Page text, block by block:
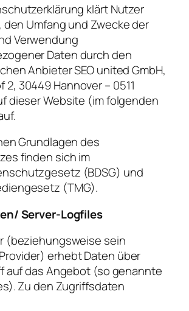
klärt Nutzer
den Umfang und Zwecke der
Verwendung
Daten durch den
Anbieter SEO united GmbH,
2, 30449 Hannover – 0511
dieser Website (im folgenden
Grundlagen des
finden sich im
(BDSG) und
(TMG).
Server-Logfiles
(beziehungsweise sein
erhebt Daten über
auf das Angebot (so genannte
Zu den Zugriffsdaten